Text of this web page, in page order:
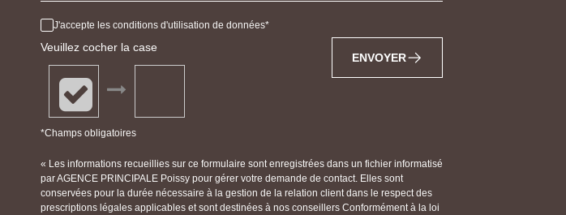
J'accepte les conditions d'utilisation de données
Veuillez cocher la case
*Champs obligatoires
ENVOYER
« Les informations recueillies sur ce formulaire sont enregistrées dans un fichier informatisé
par AGENCE PRINCIPALE Poissy pour gérer votre demande de contact. Elles sont
conservées pour la durée nécessaire à la gestion de la relation client dans le respect des
prescriptions légales applicables et sont destinées à nos conseillers Conformément à la loi